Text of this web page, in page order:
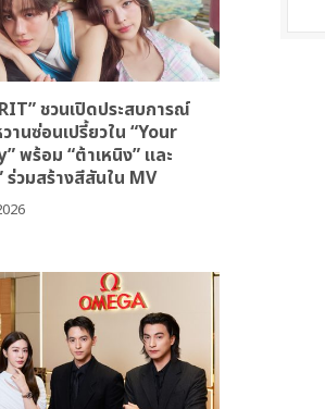
ชวนเปิดประสบการณ์
านซ่อนเปรี้ยวใน “Your
พร้อม “ต้าเหนิง” และ
ร่วมสร้างสีสันใน MV